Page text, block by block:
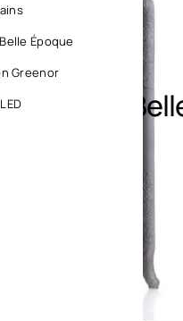
Époque
Greenor
Belle